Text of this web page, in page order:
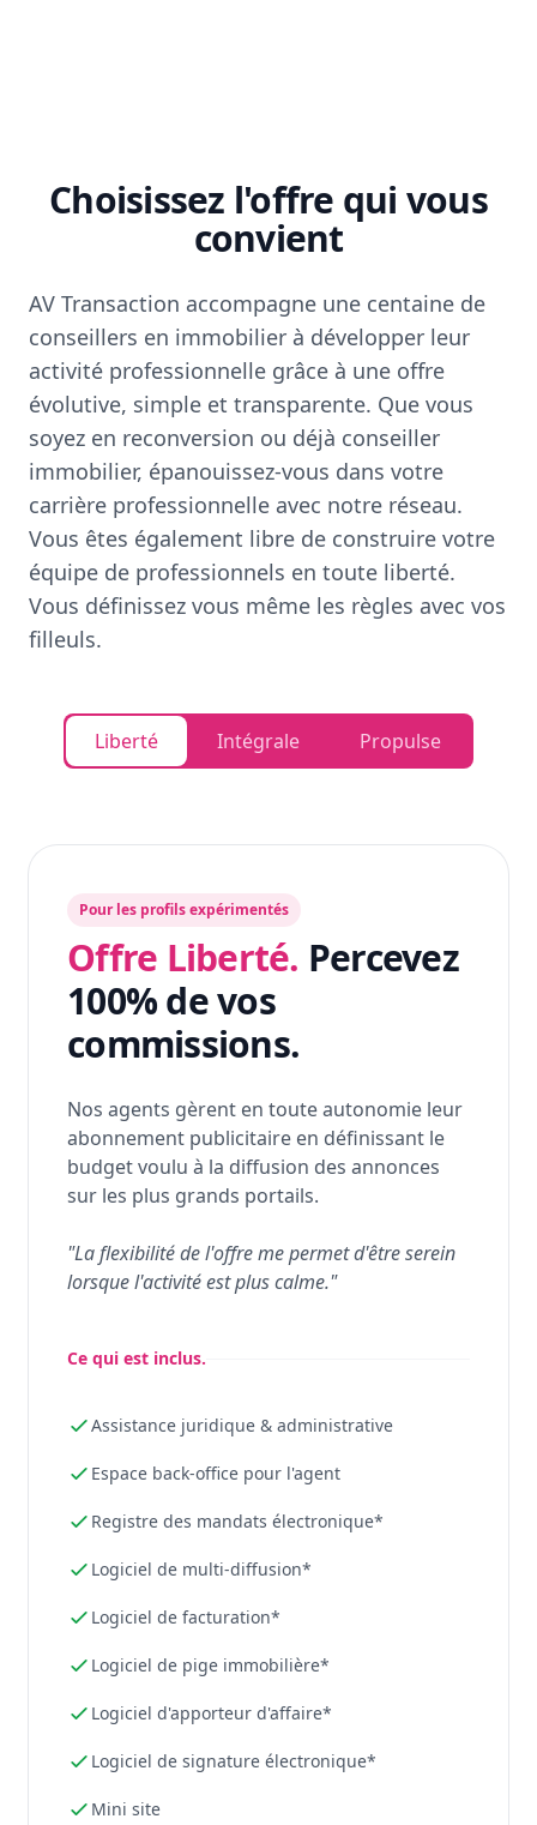
Choisissez l'offre qui vous
convient
AV Transaction accompagne une centaine de
conseillers en immobilier à développer leur
activité professionnelle grâce à une offre
évolutive, simple et transparente. Que vous
soyez en reconversion ou déjà conseiller
immobilier, épanouissez-vous dans votre
carrière professionnelle avec notre réseau.
Vous êtes également libre de construire votre
équipe de professionnels en toute liberté.
Vous définissez vous même les règles avec vos
filleuls.
Liberté Intégrale Propulse
Pour les profils expérimentés
Offre Liberté. Percevez
100% de vos
commissions.
Nos agents gèrent en toute autonomie leur
abonnement publicitaire en définissant le
budget voulu à la diffusion des annonces
sur les plus grands portails.
"La flexibilité de l'offre me permet d'être serein
lorsque l'activité est plus calme."
Ce qui est inclus.
Assistance juridique & administrative
Espace back-office pour l'agent
Registre des mandats électronique*
Logiciel de multi-diffusion*
Logiciel de facturation*
Logiciel de pige immobilière*
Logiciel d'apporteur d'affaire*
Logiciel de signature électronique*
Mini site